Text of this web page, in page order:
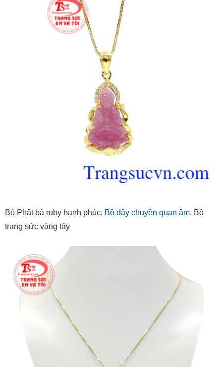
Bộ Phật bà ruby hạnh phúc, Bộ dây chuyền quan âm, Bộ
trang sức vàng tây